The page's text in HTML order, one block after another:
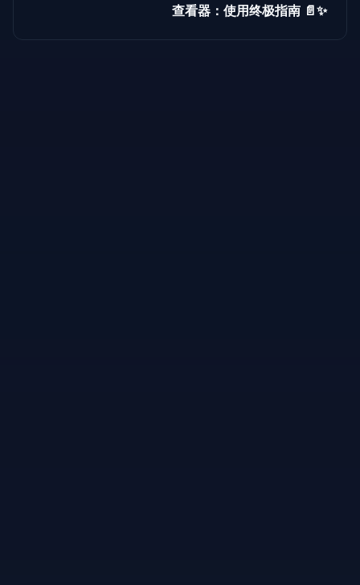
查看器：使用终极指南 📄✨